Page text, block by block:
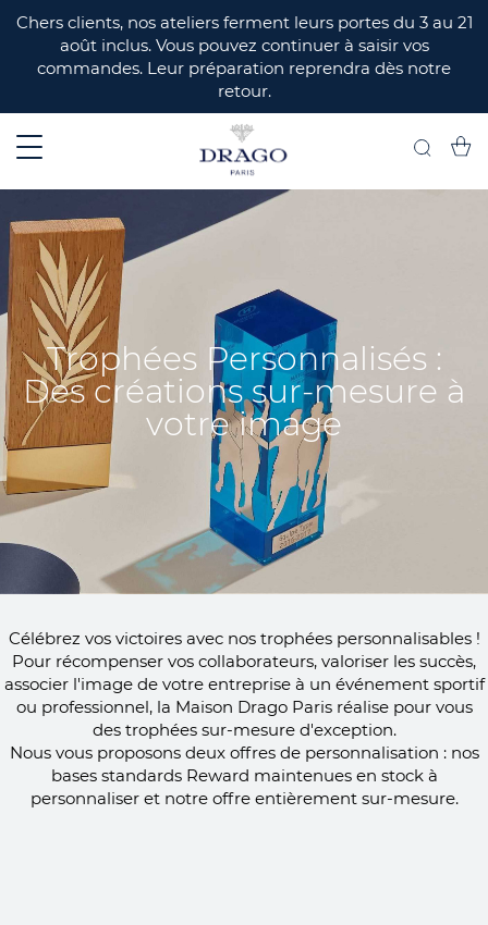
Chers clients, nos ateliers ferment leurs portes du 3 au 21
août inclus. Vous pouvez continuer à saisir vos
commandes. Leur préparation reprendra dès notre
retour.
Trophées Personnalisés :
Des créations sur-mesure à
votre image
Célébrez vos victoires avec nos trophées personnalisables !
Pour récompenser vos collaborateurs, valoriser les succès,
associer l'image de votre entreprise à un événement sportif
ou professionnel, la Maison Drago Paris réalise pour vous
des trophées sur-mesure d'exception.
Nous vous proposons deux offres de personnalisation : nos
bases standards Reward maintenues en stock à
personnaliser et notre offre entièrement sur-mesure.